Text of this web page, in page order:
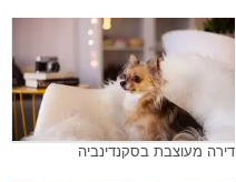
דירה מעוצבת בסקנדינביה